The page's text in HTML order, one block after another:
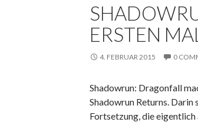
ERSTEN
4. FEBRUAR 2015 0
Shadowrun: Dragonfall
Shadowrun Returns.
Fortsetzung, die